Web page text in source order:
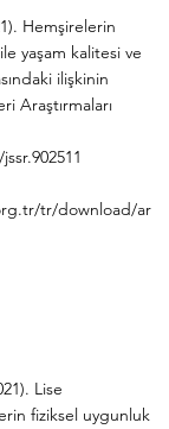
Hemşirelerin
yaşam kalitesi ve
ilişkinin
Araştırmaları
tr/download/ar
Lise
fiziksel uygunluk